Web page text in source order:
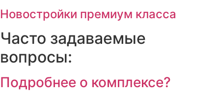
Новостройки премиум класса
Часто задаваемые
вопросы:
Подробнее о комплексе?